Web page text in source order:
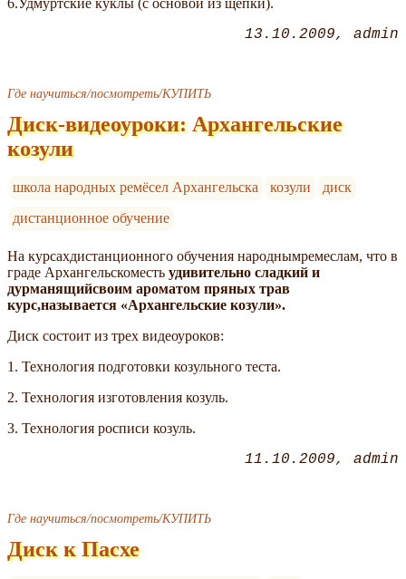
6.Удмуртские куклы (с основой из щепки).
13.10.2009 admin
Где научиться/посмотреть/КУПИТЬ
Диск-видеоуроки: Архангельские
козули
школа народных ремёсел Архангельска козули
диск
дистанционное обучение
На курсахдистанционного обучения народнымремеслам, что в
граде Архангельскоместь удивительно сладкий и
дурманящийсвоим ароматом пряных трав
курс,называется «Архангельские козули».
Диск состоит из трех видеоуроков:
1. Технология подготовки козульного теста.
2. Технология изготовления козуль.
3. Технология росписи козуль.
11.10.2009 admin
Где научиться/посмотреть/КУПИТЬ
Диск к Пасхе